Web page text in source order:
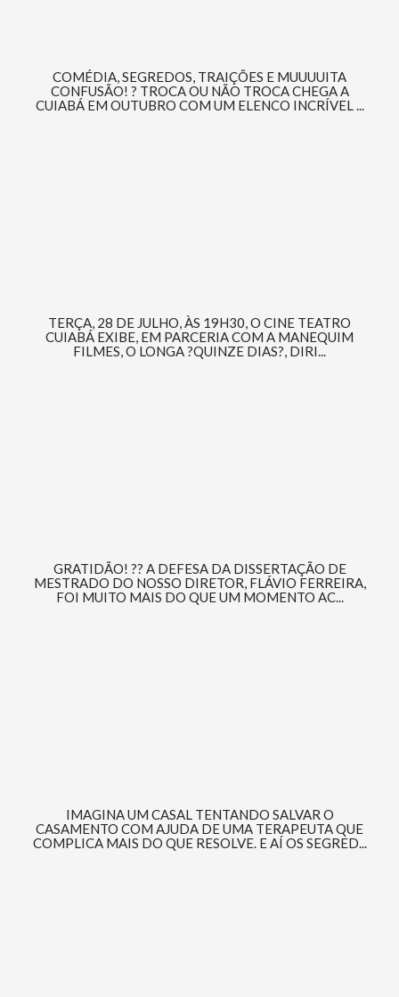
COMÉDIA, SEGREDOS, TRAIÇÕES E MUUUUITA
CONFUSÃO! ? TROCA OU NÃO TROCA CHEGA A
CUIABÁ EM OUTUBRO COM UM ELENCO INCRÍVEL ...
TERÇA, 28 DE JULHO, ÀS 19H30, O CINE TEATRO
CUIABÁ EXIBE, EM PARCERIA COM A MANEQUIM
FILMES, O LONGA ?QUINZE DIAS?, DIRI...
GRATIDÃO! ?? A DEFESA DA DISSERTAÇÃO DE
MESTRADO DO NOSSO DIRETOR, FLÁVIO FERREIRA,
FOI MUITO MAIS DO QUE UM MOMENTO AC...
IMAGINA UM CASAL TENTANDO SALVAR O
CASAMENTO COM AJUDA DE UMA TERAPEUTA QUE
COMPLICA MAIS DO QUE RESOLVE. E AÍ OS SEGRED...